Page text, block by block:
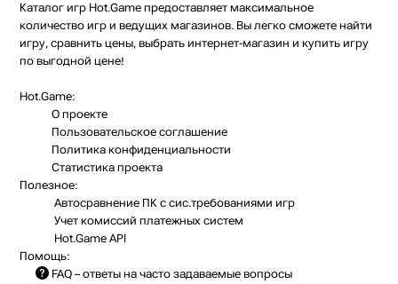
Каталог игр Hot.Game предоставляет максимальное
количество игр и ведущих магазинов. Вы легко сможете найти
игру, сравнить цены, выбрать интернет-магазин и купить игру
по выгодной цене!
Hot.Game:
О проекте
Пользовательское соглашение
Политика конфиденциальности
Статистика проекта
Полезное:
Автосравнение ПК с сис.требованиями игр
Учет комиссий платежных систем
Hot.Game API
Помощь:
FAQ – ответы на часто задаваемые вопросы